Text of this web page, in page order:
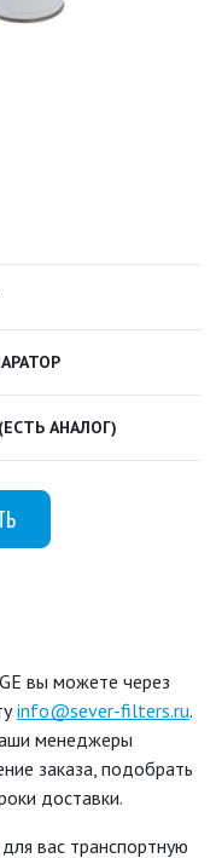
(ЕСТЬ АНАЛОГ)
вы можете через
info@sever-filters.ru.
менеджеры
заказа, подобрать
доставки.
вас транспортную